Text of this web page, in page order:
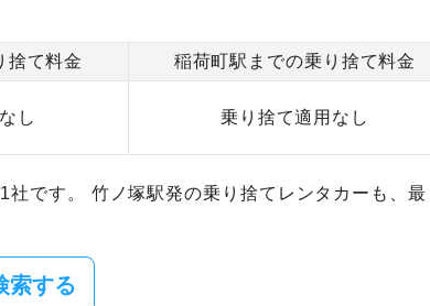
捨て料金 稲荷町駅までの乗り捨て料金
し 乗り捨て適用なし
です。 竹ノ塚駅発の乗り捨てレンタカーも、最
索する